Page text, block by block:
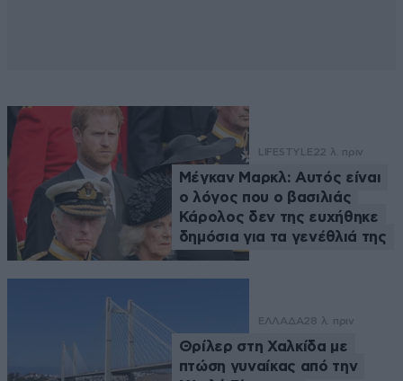
LIFESTYLE22 λ. πριν
Μέγκαν Μαρκλ: Αυτός είναι
ο λόγος που ο βασιλιάς
Κάρολος δεν της ευχήθηκε
δημόσια για τα γενέθλιά της
ΕΛΛΑΔΑ28 λ. πριν
Θρίλερ στη Χαλκίδα με
πτώση γυναίκας από την